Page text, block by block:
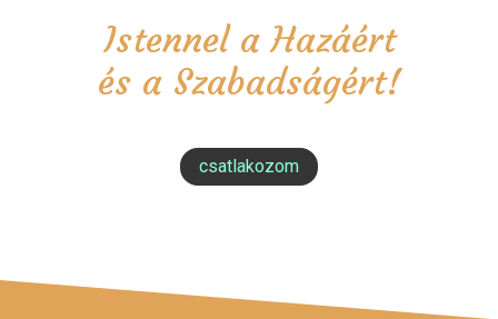
Istennel a Hazáért
és a Szabadságért!
csatlakozom